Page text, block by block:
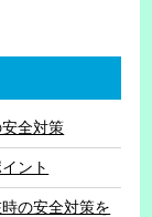
全対策
ント
の安全対策を